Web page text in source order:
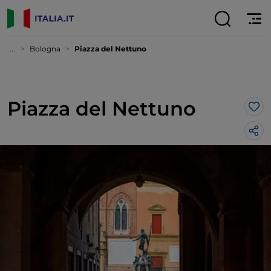
... Bologna Piazza del Nettuno
Piazza del Nettuno